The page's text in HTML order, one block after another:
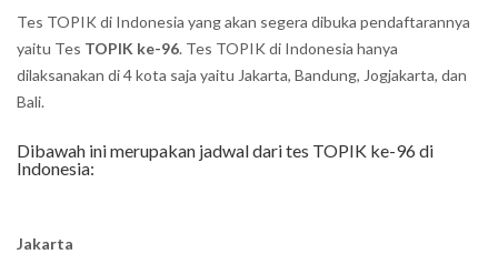
Tes TOPIK di Indonesia yang akan segera dibuka pendaftarannya
yaitu Tes TOPIK ke-96. Tes TOPIK di Indonesia hanya
dilaksanakan di 4 kota saja yaitu Jakarta, Bandung, Jogjakarta, dan
Bali.
Dibawah ini merupakan jadwal dari tes TOPIK ke-96 di
Indonesia:
Jakarta